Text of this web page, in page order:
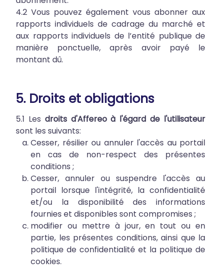
4.2 Vous pouvez également vous abonner aux
rapports individuels de cadrage du marché et
aux rapports individuels de l’entité publique de
manière ponctuelle, après avoir payé le
montant dû.
5. Droits et obligations
5.1 Les droits d'Affereo à l'égard de l'utilisateur
sont les suivants:
Cesser, résilier ou annuler l'accès au portail
en cas de non-respect des présentes
conditions ;
Cesser, annuler ou suspendre l'accès au
portail lorsque l'intégrité, la confidentialité
et/ou la disponibilité des informations
fournies et disponibles sont compromises ;
modifier ou mettre à jour, en tout ou en
partie, les présentes conditions, ainsi que la
politique de confidentialité et la politique de
cookies.